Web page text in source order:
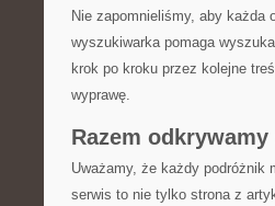
Nie zapomnieliśmy, aby każda
wyszukiwarka pomaga
krok po kroku przez kolejne
wyprawę.
Razem
Uważamy, że każdy podróżnik
serwis to nie tylko strona z